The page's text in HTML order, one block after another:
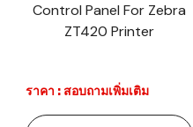
Control Panel For Zebra
ZT420 Printer
ราคา : สอบถามเพิ่มเติม